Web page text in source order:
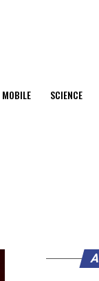
MOBILE SCIENCE